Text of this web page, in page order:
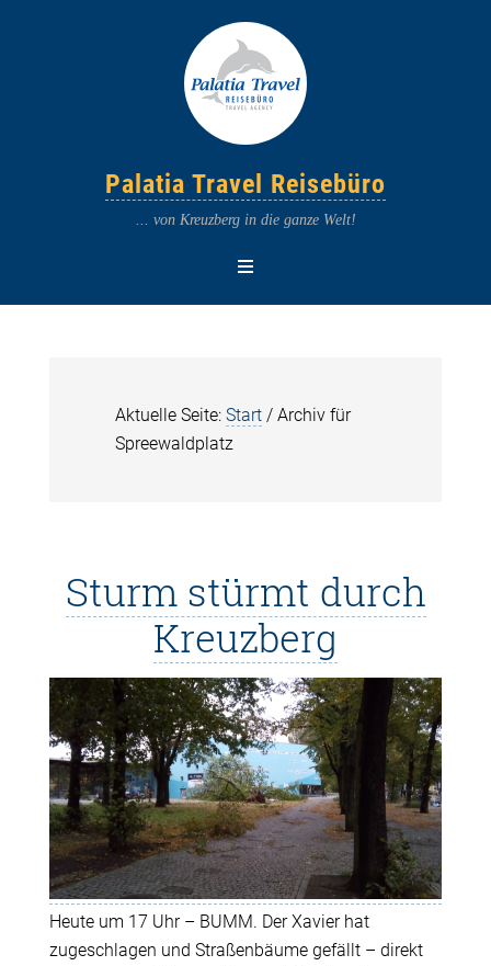
Palatia Travel Reisebüro
... von Kreuzberg in die ganze Welt!
Aktuelle Seite: Start /Archiv für
Spreewaldplatz
Sturm stürmt durch
Kreuzberg
Heute um 17 Uhr – BUMM. Der Xavier hat
zugeschlagen und Straßenbäume gefällt – direkt